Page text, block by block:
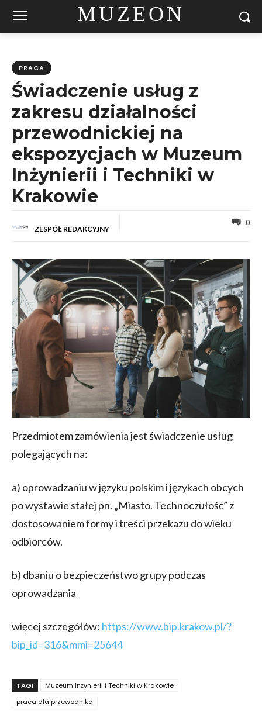
MUZEON
PRACA
Świadczenie usług z
zakresu działalności
przewodnickiej na
ekspozycjach w Muzeum
Inżynierii i Techniki w
Krakowie
ZESPÓŁ REDAKCYJNY
0
Przedmiotem zamówienia jest świadczenie usług
polegających na:
a) oprowadzaniu w języku polskim i językach obcych
po wystawie stałej pn. „Miasto. Technoczułość” z
dostosowaniem formy i treści przekazu do wieku
odbiorców.
b) dbaniu o bezpieczeństwo grupy podczas
oprowadzania
więcej szczegółów: https://www.bip.krakow.pl/?
bip_id=316&mmi=25644
TAGI
Muzeum Inżynierii i Techniki w Krakowie
praca dla przewodnika